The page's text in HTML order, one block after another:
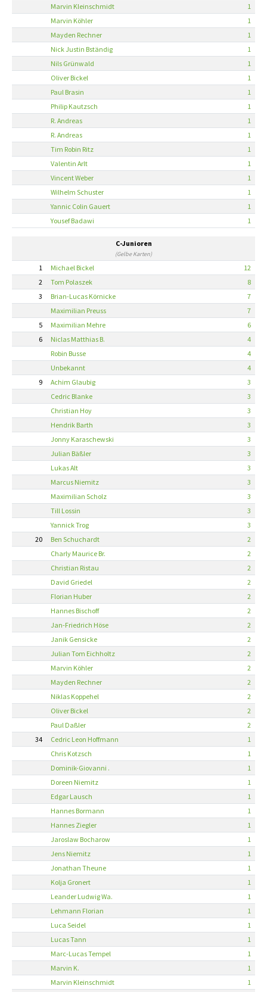
Marvin Kleinschmidt
1
Marvin Köhler
1
Mayden Rechner
1
Nick Justin Bständig
1
Nils Grünwald
1
Oliver Bickel
1
Paul Brasin
1
Philip Kautzsch
1
R. Andreas
1
R. Andreas
1
Tim Robin Ritz
1
Valentin Arlt
1
Vincent Weber
1
Wilhelm Schuster
1
Yannic Colin Gauert
1
Yousef Badawi
1
C-Junioren
(Gelbe Karten)
1 Michael Bickel
12
2
Tom Polaszek
8
3
Brian-Lucas Körnicke
7
Maximilian Preuss
7
5
Maximilian Mehre
6
6
Niclas Matthias B.
4
Robin Busse
4
Unbekannt
4
9
Achim Glaubig
3
Cedric Blanke
3
Christian Hoy
3
Hendrik Barth
3
Jonny Karaschewski
3
Julian Bäßler
3
Lukas Alt
3
Marcus Niemitz
3
Maximilian Scholz
3
Till Lossin
3
Yannick Trog
3
20
Ben Schuchardt
2
Charly Maurice Br.
2
Christian Ristau
2
David Griedel
2
Florian Huber
2
Hannes Bischoff
2
Jan-Friedrich Höse
2
Janik Gensicke
2
Julian Tom Eichholtz
2
Marvin Köhler
2
Mayden Rechner
2
Niklas Koppehel
2
Oliver Bickel
2
Paul Daßler
2
34
Cedric Leon Hoffmann
1
Chris Kotzsch
1
Dominik-Giovanni .
1
Doreen Niemitz
1
Edgar Lausch
1
Hannes Bormann
1
Hannes Ziegler
1
Jaroslaw Bocharow
1
Jens Niemitz
1
Jonathan Theune
1
Kolja Gronert
1
Leander Ludwig Wa.
1
Lehmann Florian
1
Luca Seidel
1
Lucas Tann
1
Marc-Lucas Tempel
1
Marvin K.
1
Marvin Kleinschmidt
1